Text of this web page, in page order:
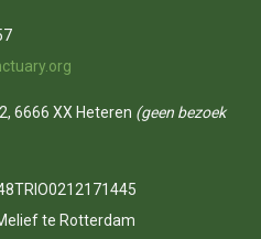
6666 XX Heteren (geen bezoek
te Rotterdam